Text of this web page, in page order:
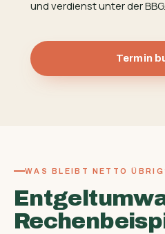
und verdienst unter der BBG.
Termin
WAS BLEIBT NETTO